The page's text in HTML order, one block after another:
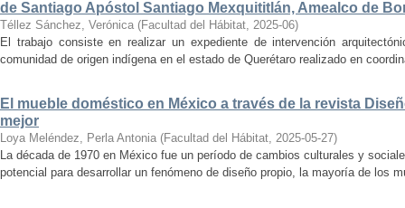
de Santiago Apóstol Santiago Mexquititlán, Amealco de
Téllez Sánchez, Verónica (Facultad del Hábitat, 2025-06)
El trabajo consiste en realizar un expediente de intervención
comunidad de origen indígena en el estado de Querétaro realizado en
El mueble doméstico en México a través de la revista
mejor
Loya Meléndez, Perla Antonia (Facultad del Hábitat, 2025-05-27)
La década de 1970 en México fue un período de cambios culturales y
potencial para desarrollar un fenómeno de diseño propio, la mayoría de los